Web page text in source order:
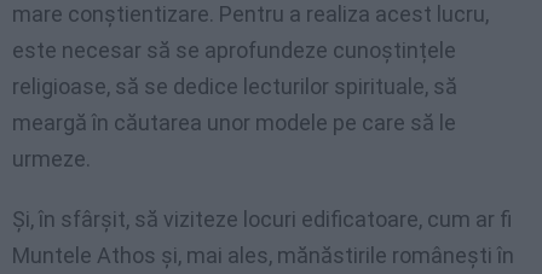
mare conștientizare. Pentru a realiza acest lucru,
este necesar să se aprofundeze cunoștințele
religioase, să se dedice lecturilor spirituale, să
meargă în căutarea unor modele pe care să le
urmeze.
Și, în sfârșit, să viziteze locuri edificatoare, cum ar fi
Muntele Athos și, mai ales, mănăstirile românești în